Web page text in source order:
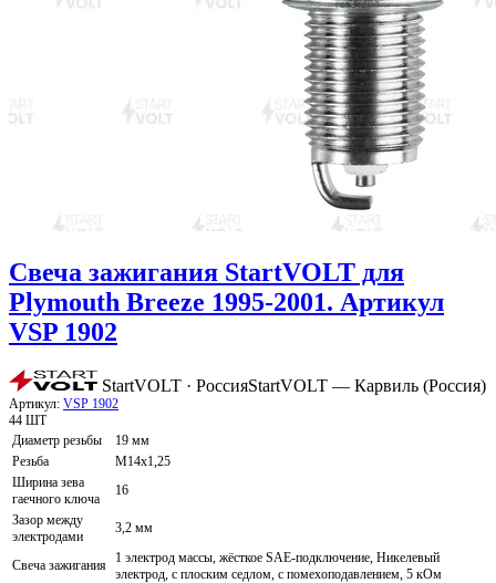
Свеча зажигания StartVOLT для
Plymouth Breeze 1995-2001. Артикул
VSP 1902
StartVOLT · РоссияStartVOLT — Карвиль (Россия)
Артикул: VSP 1902
44 ШТ
Диаметр резьбы
19 мм
Резьба
M14x1,25
Ширина зева
гаечного ключа
16
Зазор между
электродами
3,2 мм
Свеча зажигания
1 электрод массы, жёсткое SAE-подключение, Никелевый
электрод, с плоским седлом, с помехоподавлением, 5 кОм